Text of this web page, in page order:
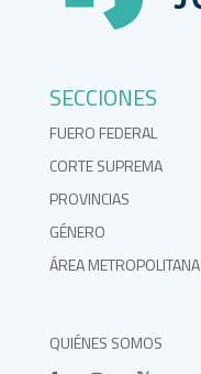
SECCIONES
FUERO FEDERAL
CORTE SUPREMA
PROVINCIAS
GÉNERO
ÁREA METROPOLITANA
QUIÉNES SOMOS